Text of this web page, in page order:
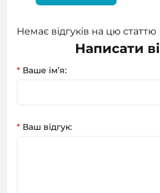
Немає відгуків на цю статтю
Написати
* Ваше ім’я:
* Ваш відгук: